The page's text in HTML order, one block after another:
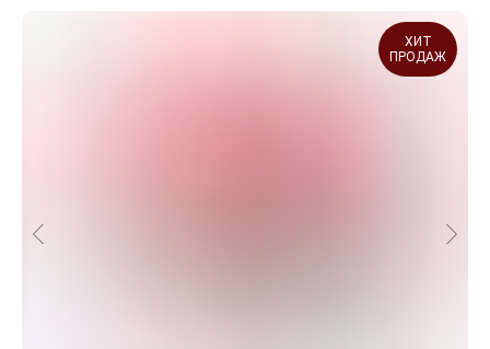
ХИТ
ПРОДАЖ
Транспортные компании, с которыми
мы сотрудничаем: